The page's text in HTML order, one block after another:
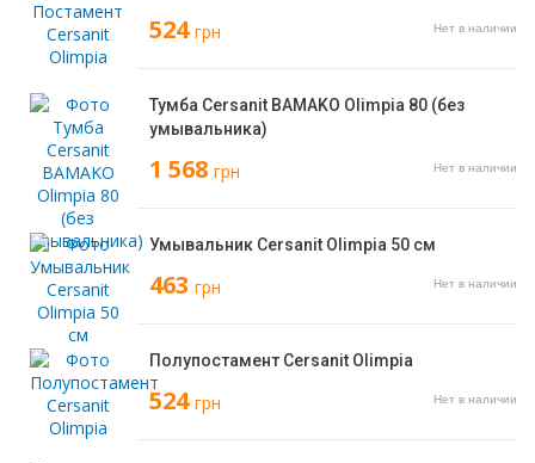
524 грн Нет в наличии
Тумба Cersanit BAMAKO Olimpia 80 (без
умывальника)
1 568 грн Нет в наличии
Умывальник Cersanit Olimpia 50 см
463 грн Нет в наличии
Полупостамент Cersanit Olimpia
524 грн Нет в наличии